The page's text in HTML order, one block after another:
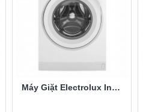
Máy Giặt Electrolux Inverter 10 Kg EWF1024D3WB